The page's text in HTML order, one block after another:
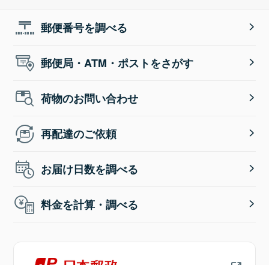
郵便番号を調べる
郵便局・ATM・ポストをさがす
荷物のお問い合わせ
再配達のご依頼
お届け日数を調べる
料金を計算・調べる